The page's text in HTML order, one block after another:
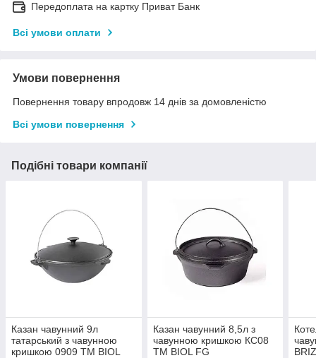
Передоплата на картку Приват Банк
Всі умови оплати
Умови повернення
Повернення товару впродовж 14 днів за домовленістю
Всі умови повернення
Подібні товари компанії
Казан чавунний 9л
татарський з чавунною
кришкою 0909 ТМ BIOL
Казан чавунний 8,5л з
чавунною кришкою КС08
ТМ BIOL FG